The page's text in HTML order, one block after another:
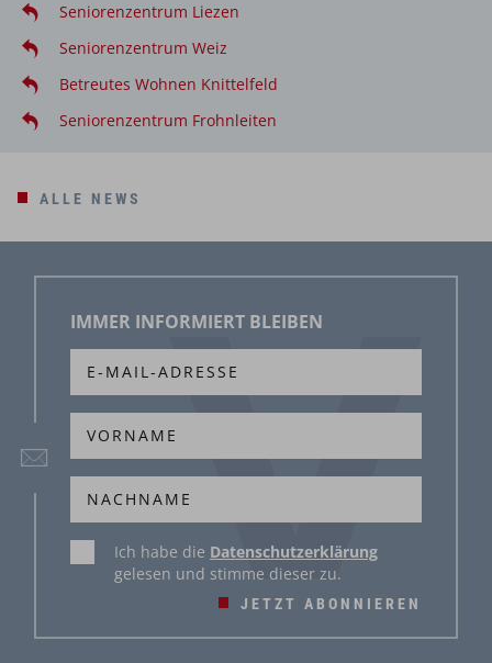
Seniorenzentrum Liezen
Seniorenzentrum Weiz
Betreutes Wohnen Knittelfeld
Seniorenzentrum Frohnleiten
ALLE NEWS
IMMER INFORMIERT BLEIBEN
JETZT ABONNIEREN
Ich habe die Datenschutzerklärung
gelesen und stimme dieser zu.